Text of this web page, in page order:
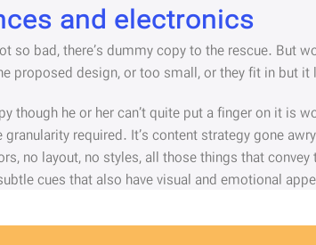
and electronics
so bad, there’s dummy copy to the rescue.
proposed design, or too small, or they fit in but it
though he or her can’t quite put a finger on it is
required. It’s content strategy gone
no layout, no styles, all those things that
cues that also have visual and emotional